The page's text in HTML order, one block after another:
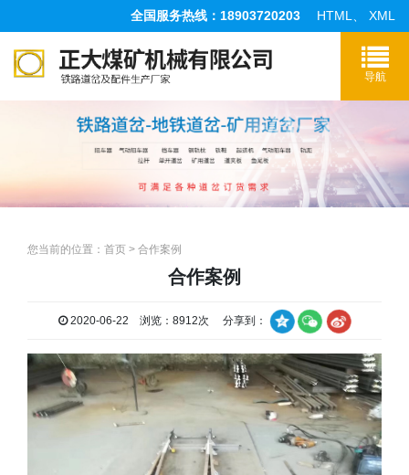
全国服务热线：18903720203 HTML XML
您当前的位置： 首页 > 合作案例
合作案例
2020-06-22 浏览：8912次 分享到：